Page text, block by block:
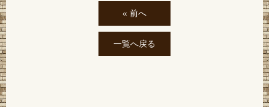
« 前へ
一覧へ戻る